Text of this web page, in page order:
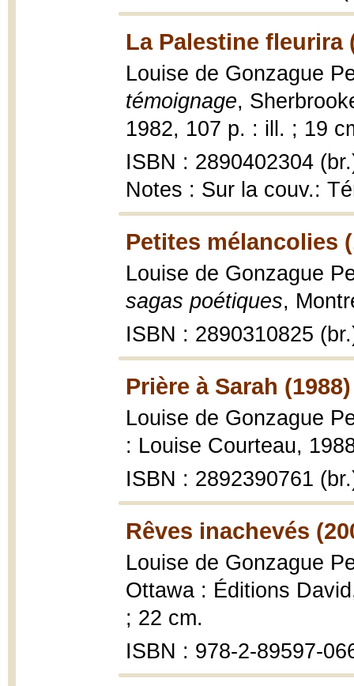
La Palestine fleurira
Louise de Gonzague
témoignage,
1982, 107 p. : ill. ; 19
ISBN : 2890402304
Notes : Sur la couv.:
Petites mélancolies
Louise de Gonzague
sagas poétiques,
ISBN : 2890310825
Prière à Sarah (1988)
Louise de Gonzague
: Louise Courteau,
ISBN : 2892390761
Rêves inachevés
Louise de Gonzague
Ottawa : Éditions
; 22 cm.
ISBN : 978-2-89597-